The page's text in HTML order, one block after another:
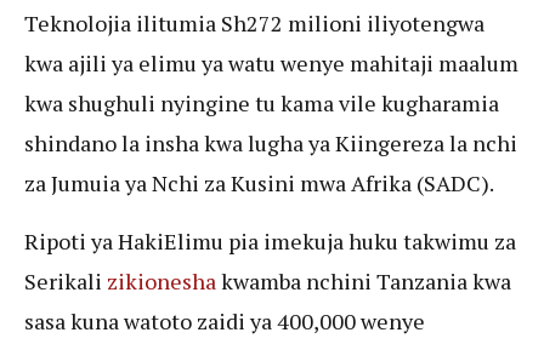
Teknolojia ilitumia Sh272 milioni iliyotengwa
kwa ajili ya elimu ya watu wenye mahitaji maalum
kwa shughuli nyingine tu kama vile kugharamia
shindano la insha kwa lugha ya Kiingereza la nchi
za Jumuia ya Nchi za Kusini mwa Afrika (SADC).
Ripoti ya HakiElimu pia imekuja huku takwimu za
Serikali zikionesha kwamba nchini Tanzania kwa
sasa kuna watoto zaidi ya 400,000 wenye